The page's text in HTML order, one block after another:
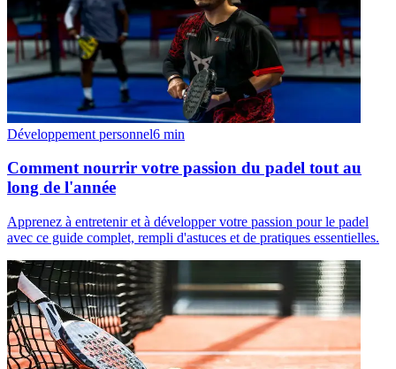
Développement personnel6 min
Comment nourrir votre passion du padel tout au
long de l'année
Apprenez à entretenir et à développer votre passion pour le padel
avec ce guide complet, rempli d'astuces et de pratiques essentielles.